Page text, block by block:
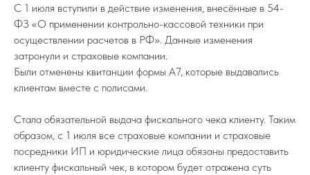
С 1 июля вступили в действие изменения, внесённые в 54-
ФЗ «О применении контрольно-кассовой техники при
осуществлении расчетов в РФ». Данные изменения
затронули и страховые компании.
Были отменены квитанции формы А7, которые выдавались
клиентам вместе с полисами.
Стала обязательной выдача фискального чека клиенту. Таким
образом, с 1 июля все страховые компании и страховые
посредники ИП и юридические лица обязаны предоставить
клиенту фискальный чек, в котором будет отражена суть